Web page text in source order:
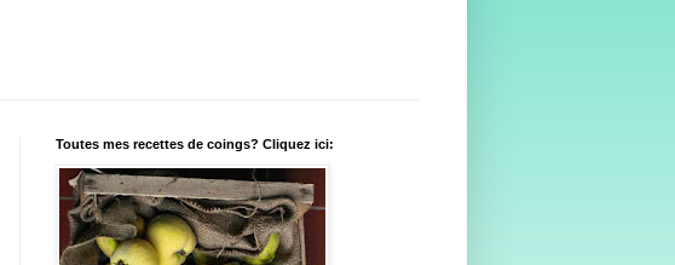
Toutes mes recettes de coings? Cliquez ici: